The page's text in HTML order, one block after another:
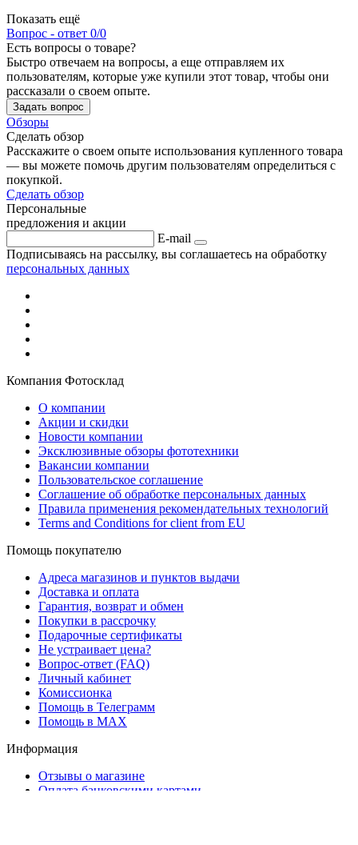
Показать ещё
Вопрос - ответ 0/0
Есть вопросы о товаре?
Быстро отвечаем на вопросы, а еще отправляем их
пользователям, которые уже купили этот товар, чтобы они
рассказали о своем опыте.
Задать вопрос
Обзоры
Сделать обзор
Расскажите о своем опыте использования купленного товара
— вы можете помочь другим пользователям определиться с
покупкой.
Сделать обзор
Персональные
предложения и акции
E-mail
Подписываясь на рассылку, вы соглашаетесь на обработку
персональных данных
Компания Фотосклад
О компании
Акции и скидки
Новости компании
Эксклюзивные обзоры фототехники
Вакансии компании
Пользовательское соглашение
Соглашение об обработке персональных данных
Правила применения рекомендательных технологий
Terms and Conditions for client from EU
Помощь покупателю
Адреса магазинов и пунктов выдачи
Доставка и оплата
Гарантия, возврат и обмен
Покупки в рассрочку
Подарочные сертификаты
Не устраивает цена?
Вопрос-ответ (FAQ)
Личный кабинет
Комиссионка
Помощь в Телеграмм
Помощь в MAX
Информация
Отзывы о магазине
Оплата банковскими картами